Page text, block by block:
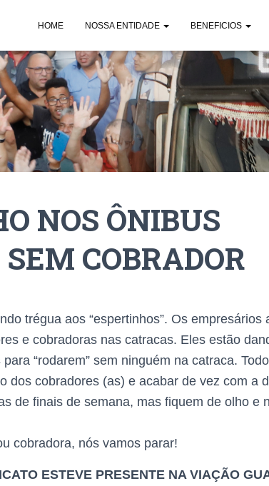
HOME NOSSA ENTIDADE BENEFICIOS
NOS ÔNIBUS
COBRADOR
trégua aos “espertinhos”. Os empresários
e cobradoras nas catracas. Eles estão
“rodarem” sem ninguém na catraca.
dos cobradores (as) e acabar de vez com a
de finais de semana, mas fiquem de olho e
cobradora, nós vamos parar!
ESTEVE PRESENTE NA VIAÇÃO